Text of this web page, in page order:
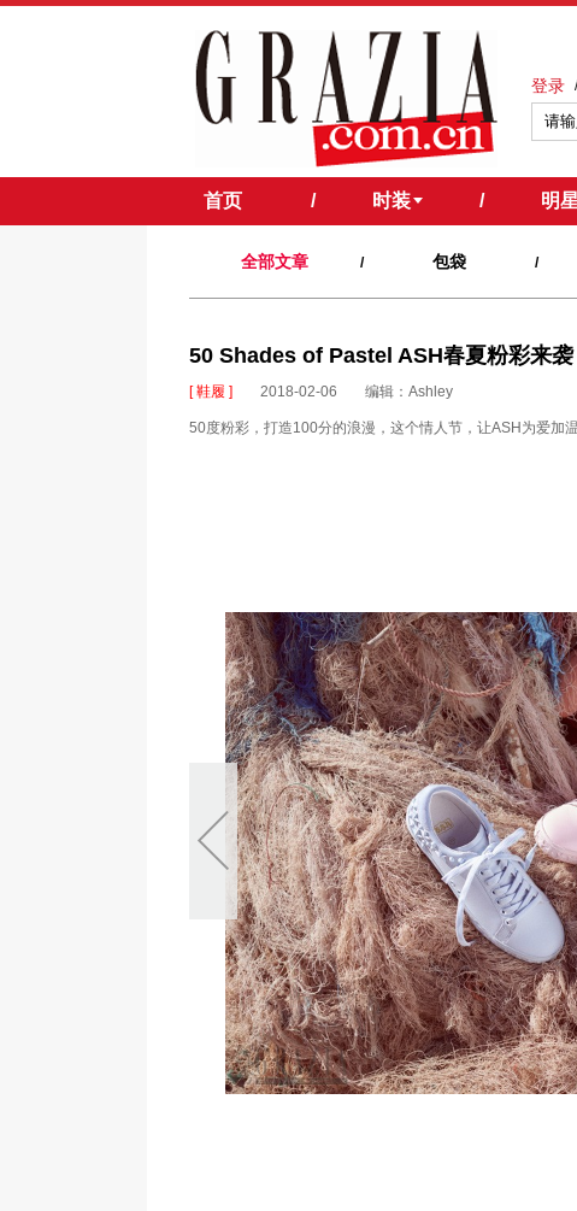
登录 /
首页 / 时装 / 明星
全部文章 / 包袋 /
50 Shades of Pastel ASH春夏粉彩来
[ 鞋履 ] 2018-02-06 编辑：Ashley
50度粉彩，打造100分的浪漫，这个情人节，让ASH为爱加温